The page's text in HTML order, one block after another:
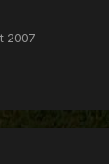
2007